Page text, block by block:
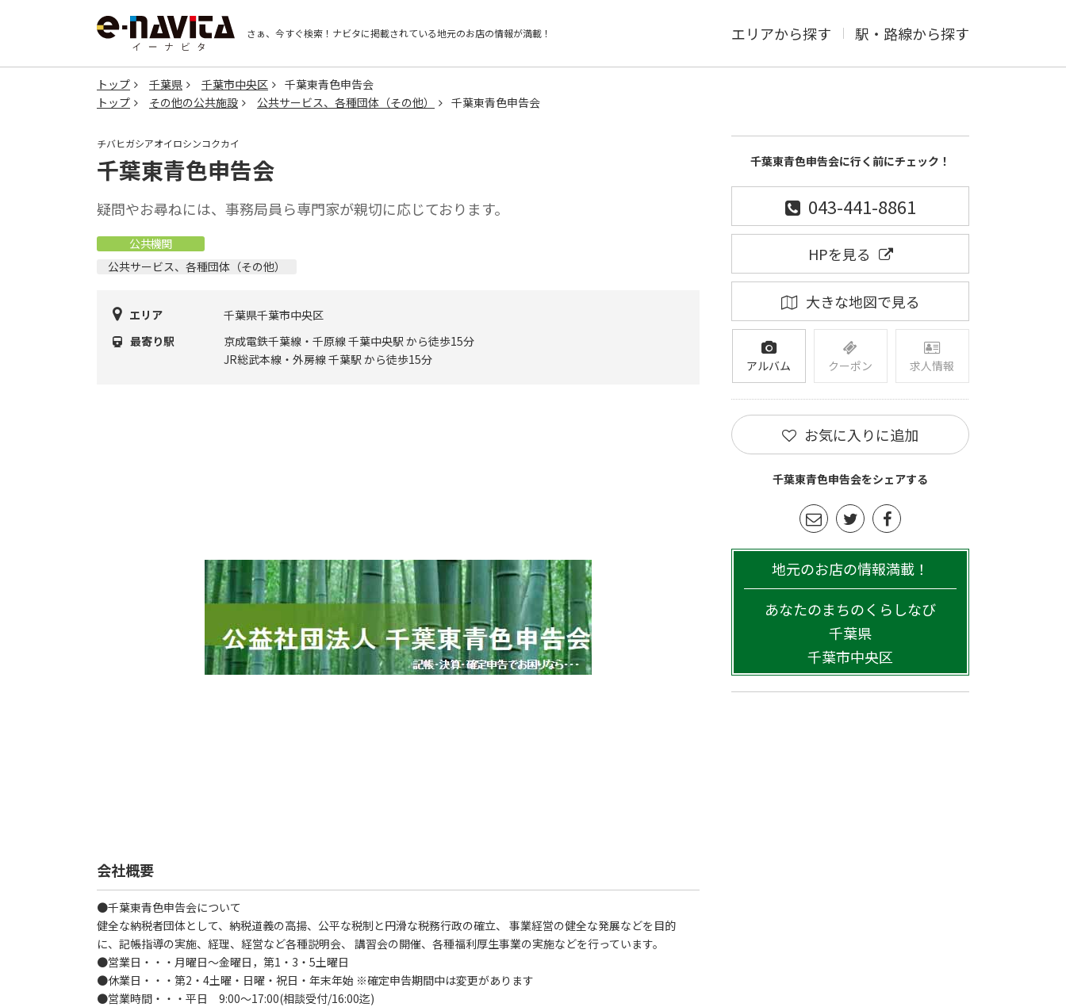
さぁ、今すぐ検索！ ナビタに掲載されている地元のお店の情報が満載！ エリアから探す 駅・路線から探す
トップ 千葉県 千葉市中央区
千葉東青色申告会
トップ
その他の公共施設 公共サービス、各種団体（その他） 千葉東青色申告会
チバヒガシアオイロシンコクカイ
千葉東青色申告会
疑問やお尋ねには、事務局員ら専門家が親切に応じております。
公共機関
公共サービス、各種団体（その他）
エリア
千葉県千葉市中央区
最寄り駅
京成電鉄千葉線・千原線 千葉中央駅 から徒歩15分
JR総武本線・外房線 千葉駅 から徒歩15分
会社概要
●千葉東青色申告会について
健全な納税者団体として、納税道義の高揚、公平な税制と円滑な税務行政の確立、 事業経営の健全な発展などを目的
に、記帳指導の実施、経理、経営など各種説明会、 講習会の開催、各種福利厚生事業の実施などを行っています。
●営業日・・・月曜日～金曜日，第1・3・5土曜日
●休業日・・・第2・4土曜・日曜・祝日・年末年始 ※確定申告期間中は変更があります
●営業時間・・・平日 9:00～17:00(相談受付/16:00迄)
千葉東青色申告会に行く前にチェック！
043-441-8861
HPを見る
大きな地図で見る
アルバム クーポン 求人情報
お気に入りに追加
千葉東青色申告会をシェアする
地元のお店の情報満載！
あなたのまちのくらしなび
千葉県
千葉市中央区